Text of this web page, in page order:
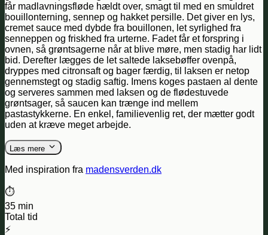
får madlavningsfløde hældt over, smagt til med en smuldret
bouillonterning, sennep og hakket persille. Det giver en lys,
cremet sauce med dybde fra bouillonen, let syrlighed fra
senneppen og friskhed fra urterne. Fadet får et forspring i
ovnen, så grøntsagerne når at blive møre, men stadig har lidt
bid. Derefter lægges de let saltede laksebøffer ovenpå,
dryppes med citronsaft og bager færdig, til laksen er netop
gennemstegt og stadig saftig. Imens koges pastaen al dente
og serveres sammen med laksen og de flødestuvede
grøntsager, så saucen kan trænge ind mellem
pastastykkerne. En enkel, familievenlig ret, der mætter godt
uden at kræve meget arbejde.
Læs mere
Med inspiration fra madensverden.dk
⏱️
35 min
Total tid
⚡